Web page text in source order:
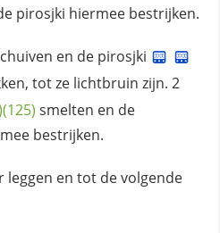
pirosjki hiermee bestrijken.
en de pirosjki
tot ze lichtbruin zijn. 2
(125) smelten en de
bestrijken.
leggen en tot de volgende